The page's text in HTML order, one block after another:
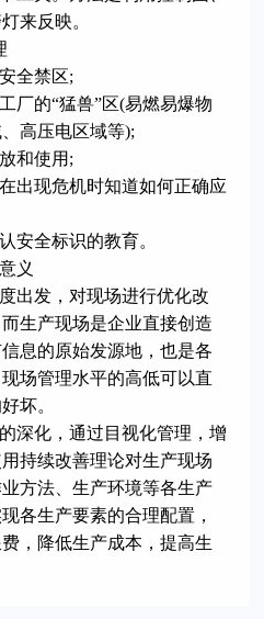
来反映。
全禁区;
厂的“猛兽”区(易燃易爆物
高压电区域等);
和使用;
出现危机时知道如何正确应
安全标识的教育。
义
出发，对现场进行优化改
生产现场是企业直接创造
息的原始发源地，也是各
场管理水平的高低可以直
坏。
深化，通过目视化管理，增
持续改善理论对生产现场
方法、生产环境等各生产
各生产要素的合理配置，
，降低生产成本，提高生